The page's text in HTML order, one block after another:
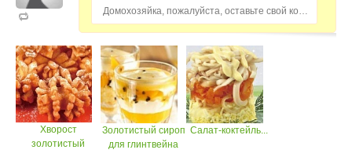
Домохозяйка, пожалуйста, оставьте свой комментарий...
Хворост
золотистый
Золотистый сироп
для глинтвейна
Салат-коктейль...